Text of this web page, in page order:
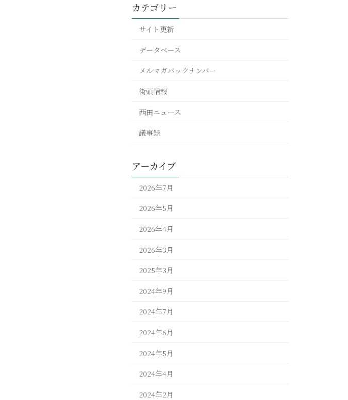
カテゴリー
サイト更新
データベース
メルマガバックナンバー
街頭情報
西田ニュース
議事録
アーカイブ
2026年7月
2026年5月
2026年4月
2026年3月
2025年3月
2024年9月
2024年7月
2024年6月
2024年5月
2024年4月
2024年2月